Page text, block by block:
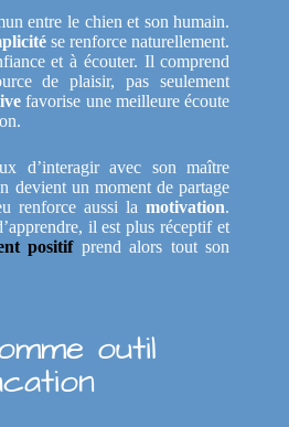
entre le chien et son humain.
se renforce naturellement.
et à écouter. Il comprend
de plaisir, pas seulement
favorise une meilleure écoute
d’interagir avec son maître
devient un moment de partage
renforce aussi lamotivation.
il est plus réceptif et
positif prend alors tout son
outil